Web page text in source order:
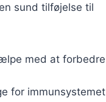
sund tilføjelse til
med at forbedre
for immunsystemet